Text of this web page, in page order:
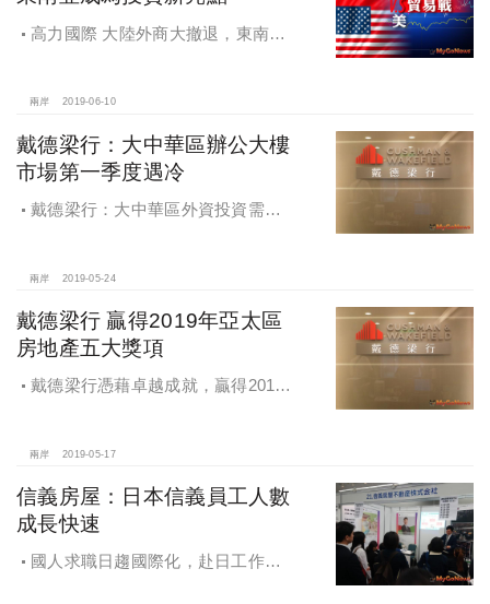
高力國際 大陸外商大撤退，東南亞
兩岸 2019-06-10
戴德梁行：大中華區辦公大樓
市場第一季度遇冷
戴德梁行：大中華區外資投資需求
兩岸 2019-05-24
戴德梁行 贏得2019年亞太區
房地產五大獎項
戴德梁行憑藉卓越成就，贏得2019
兩岸 2019-05-17
信義房屋：日本信義員工人數
成長快速
國人求職日趨國際化，赴日工作者